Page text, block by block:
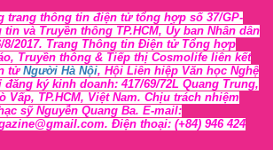
trang thông tin điện tử tổng hợp số 37/GP-
tin và Truyền thông TP.HCM, Ủy ban Nhân dân
8/2017. Trang Thông tin Điện tử Tổng hợp
Truyền thông & Tiếp thị Cosmolife liên kết
tử Người Hà Nội, Hội Liên hiệp Văn học Nghệ
ký kinh doanh: 417/69/72L Quang Trung,
Vấp, TP.HCM, Việt Nam. Chịu trách nhiệm
sỹ Nguyễn Quang Ba. E-mail:
Điện thoại: (+84) 946 424